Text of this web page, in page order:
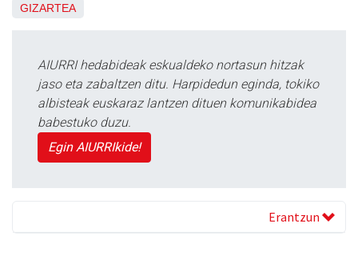
GIZARTEA
AIURRI hedabideak eskualdeko nortasun hitzak
jaso eta zabaltzen ditu. Harpidedun eginda, tokiko
albisteak euskaraz lantzen dituen komunikabidea
babestuko duzu.
Egin AIURRIkide!
Erantzun